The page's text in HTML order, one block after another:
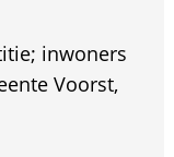
inwoners
Voorst,